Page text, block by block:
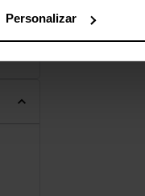
Personalizar